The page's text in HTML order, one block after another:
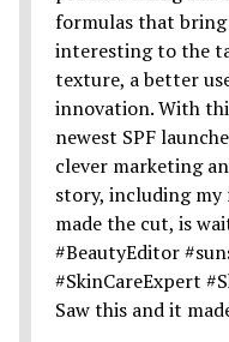
Saw this and it